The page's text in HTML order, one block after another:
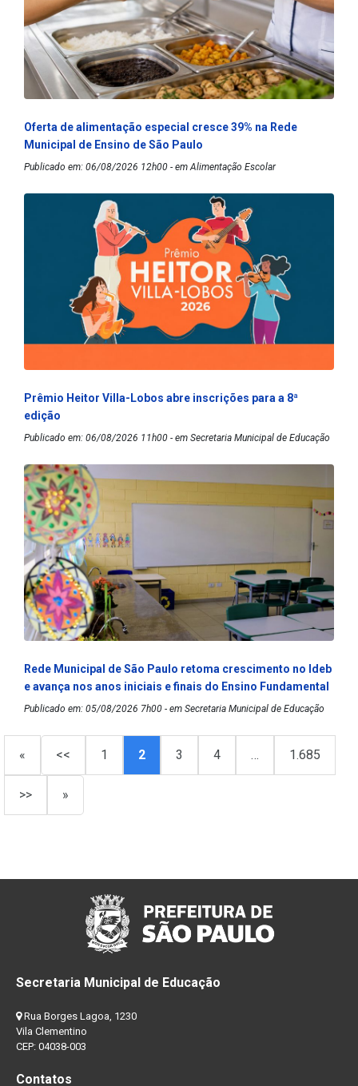
Oferta de alimentação especial cresce 39% na Rede
Municipal de Ensino de São Paulo
Publicado em: 06/08/2026 12h00 - em Alimentação Escolar
Prêmio Heitor Villa-Lobos abre inscrições para a 8ª
edição
Publicado em: 06/08/2026 11h00 - em Secretaria Municipal de Educação
Rede Municipal de São Paulo retoma crescimento no Ideb
e avança nos anos iniciais e finais do Ensino Fundamental
Publicado em: 05/08/2026 7h00 - em Secretaria Municipal de Educação
« << 1 2 3 4 … 1.685
>> »
Secretaria Municipal de Educação
Rua Borges Lagoa, 1230
Vila Clementino
CEP: 04038-003
Contatos